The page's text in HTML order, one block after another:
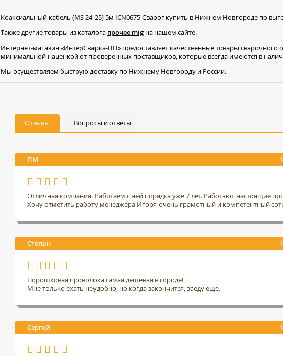
Коаксиальный кабель (MS 24-25) 5м ICN0675 Сварог купить в Нижнем Новгороде по
Также другие товары из каталога прочее mig на нашем сайте.
Интернет-магазин «ИнтерСварка-НН» предоставляет качественные товары сварочного
минимальной наценкой от проверенных поставщиков, которые всегда имеются в
Мы осуществляем быструю доставку по Нижнему Новгороду и России.
Отзывы Вопросы и ответы
ПМ
Отличная компания. Работаем с ней порядка уже 7 лет. Работают настоящие
Хочу отметить работу менеджера Игоря-очень грамотный и компетентный
Степан
Порошковая проволока самая дешёвая в городе!
Мне только ехать неудобно, но когда закончится, заеду еще.
Сергей